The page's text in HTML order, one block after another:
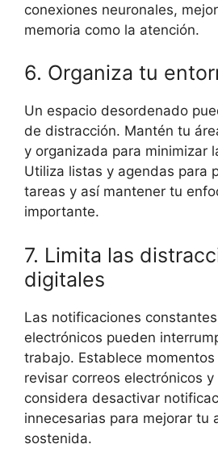
conexiones neuronales,
memoria como la atención.
6. Organiza tu
Un espacio desordenado
de distracción. Mantén tu
y organizada para minimizar
Utiliza listas y agendas para
tareas y así mantener tu
importante.
7. Limita las
digitales
Las notificaciones
electrónicos pueden
trabajo. Establece
revisar correos electrónicos
considera desactivar
innecesarias para mejorar tu
sostenida.